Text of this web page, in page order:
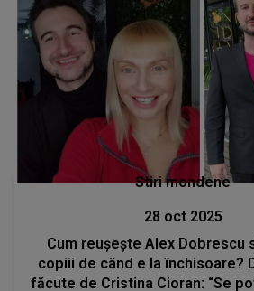
Stiri mondene
28 oct 2025
Cum reușește Alex Dobrescu
copiii de când e la închisoare?
făcute de Cristina Cioran: “Se